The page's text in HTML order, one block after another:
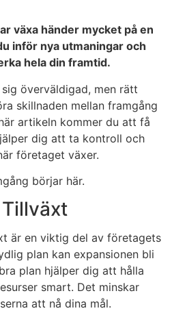
växa händer mycket på en
inför nya utmaningar och
hela din framtid.
överväldigad, men rätt
skillnaden mellan framgång
artikeln kommer du att få
dig att ta kontroll och
företaget växer.
börjar här.
är en viktig del av företagets
plan kan expansionen bli
plan hjälper dig att hålla
smart. Det minskar
att nå dina mål.